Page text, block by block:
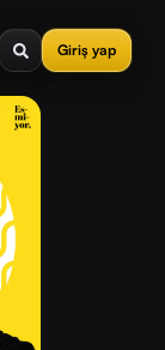
Giriş yap